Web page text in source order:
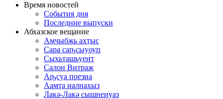
Время новостей
События дня
Последние выпуски
Абхазское вещание
Амчыбжь ахҭыс
Сара саҧсыуоуп
Сыхьҭашьуеит
Салон Витраж
Аҧсуа поезиа
Аамҭа иалнахыз
Лакә-Лакә сышнеиуаз